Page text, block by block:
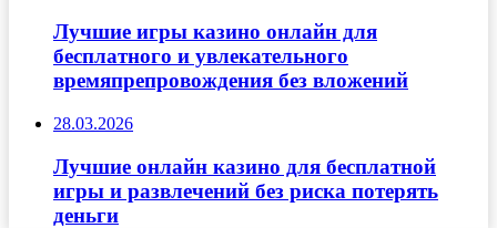
Лучшие игры казино онлайн для
бесплатного и увлекательного
времяпрепровождения без вложений
28.03.2026
Лучшие онлайн казино для бесплатной
игры и развлечений без риска потерять
деньги